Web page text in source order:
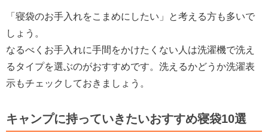
「寝袋のお手入れをこまめにしたい」と考える方も多いで
しょう。
なるべくお手入れに手間をかけたくない人は洗濯機で洗え
るタイプを選ぶのがおすすめです。洗えるかどうか洗濯表
示もチェックしておきましょう。
キャンプに持っていきたいおすすめ寝袋10選